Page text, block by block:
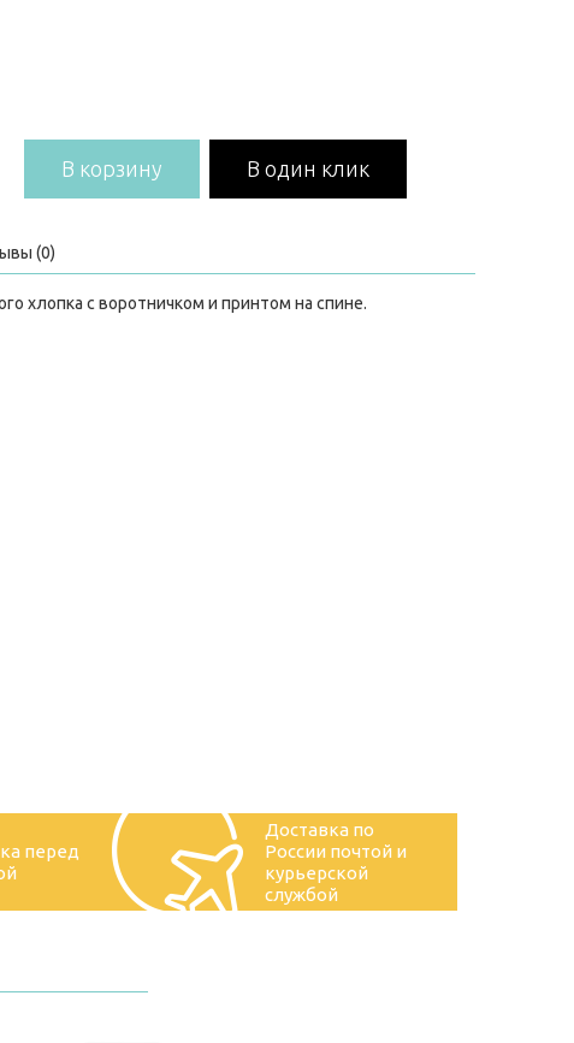
В корзину В один клик
(0)
хлопка с воротничком и принтом на спине.
перед
Доставка по
России почтой и
курьерской
службой